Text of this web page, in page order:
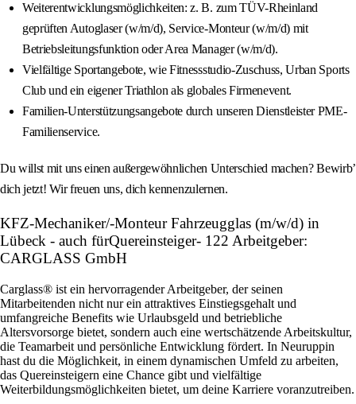
Weiterentwicklungsmöglichkeiten: z. B. zum TÜV-Rheinland
geprüften Autoglaser (w/m/d), Service-Monteur (w/m/d) mit
Betriebsleitungsfunktion oder Area Manager (w/m/d).
Vielfältige Sportangebote, wie Fitnessstudio-Zuschuss, Urban Sports
Club und ein eigener Triathlon als globales Firmenevent.
Familien-Unterstützungsangebote durch unseren Dienstleister PME-
Familienservice.
Du willst mit uns einen außergewöhnlichen Unterschied machen? Bewirb’
dich jetzt! Wir freuen uns, dich kennenzulernen.
KFZ-Mechaniker/-Monteur Fahrzeugglas (m/w/d) in
Lübeck - auch fürQuereinsteiger- 122 Arbeitgeber:
CARGLASS GmbH
Carglass® ist ein hervorragender Arbeitgeber, der seinen
Mitarbeitenden nicht nur ein attraktives Einstiegsgehalt und
umfangreiche Benefits wie Urlaubsgeld und betriebliche
Altersvorsorge bietet, sondern auch eine wertschätzende Arbeitskultur,
die Teamarbeit und persönliche Entwicklung fördert. In Neuruppin
hast du die Möglichkeit, in einem dynamischen Umfeld zu arbeiten,
das Quereinsteigern eine Chance gibt und vielfältige
Weiterbildungsmöglichkeiten bietet, um deine Karriere voranzutreiben.